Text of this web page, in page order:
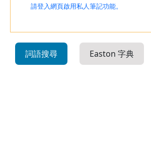
請登入網頁啟用私人筆記功能。
詞語搜尋 Easton 字典